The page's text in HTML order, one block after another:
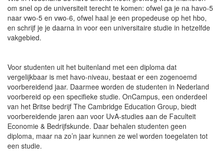
om snel op de universiteit terecht te komen: ofwel ga je na havo-5
naar vwo-5 en vwo-6, ofwel haal je een propedeuse op het hbo,
en schrijf je je daarna in voor een universitaire studie in hetzelfde
vakgebied.
Voor studenten uit het buitenland met een diploma dat
vergelijkbaar is met havo-niveau, bestaat er een zogenoemd
voorbereidend jaar. Daarmee worden de studenten in Nederland
voorbereid op een specifieke studie. OnCampus, een onderdeel
van het Britse bedrijf The Cambridge Education Group, biedt
voorbereidende jaren aan voor UvA-studies aan de Faculteit
Economie & Bedrijfskunde. Daar behalen studenten geen
diploma, maar na zo’n jaar kunnen ze wel worden toegelaten tot
een studie.